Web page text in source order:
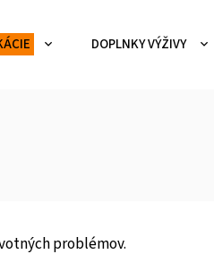
DOPLNKY VÝŽIVY
problémov.